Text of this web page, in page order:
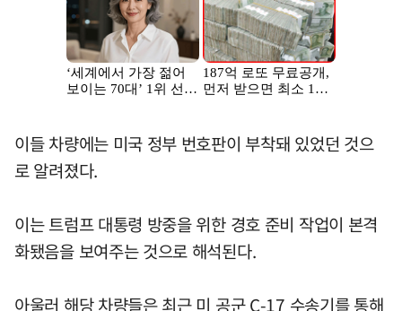
이들 차량에는 미국 정부 번호판이 부착돼 있었던 것으
로 알려졌다.
이는 트럼프 대통령 방중을 위한 경호 준비 작업이 본격
화됐음을 보여주는 것으로 해석된다.
아울러 해당 차량들은 최근 미 공군 C-17 수송기를 통해